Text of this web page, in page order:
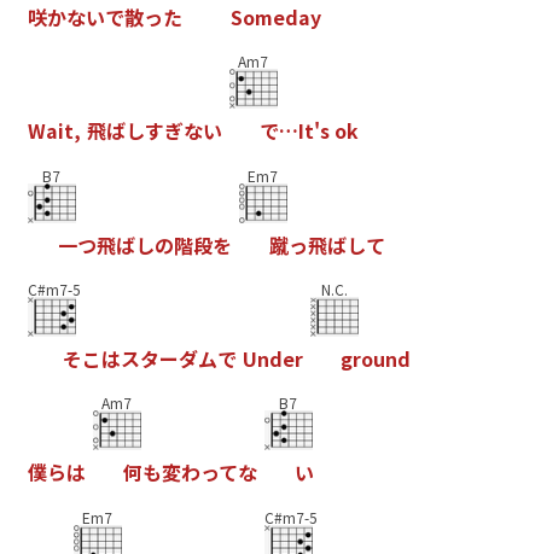
咲かないで散った Someday
Wait, 飛ばしすぎない
Am7
で…It's ok
B7
一つ飛ばしの階段を
Em7
蹴っ飛ばして
C#m7-5
そこはスターダムで Under
N.C.
ground
僕らは
Am7
何も変わってな
B7
い
Em7 C#m7-5